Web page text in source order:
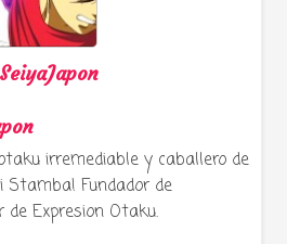
irremediable y caballero de
Stamba! Fundador de
de Expresion Otaku.